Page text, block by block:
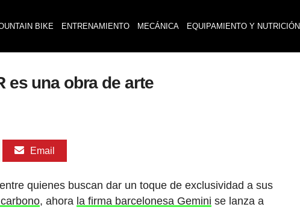
BIKE ENTRENAMIENTO MECÁNICA EQUIPAMIENTO Y NUTRICIÓN
es una obra de arte
Email
quienes buscan dar un toque de exclusividad a sus
, ahora la firma barcelonesa Gemini se lanza a